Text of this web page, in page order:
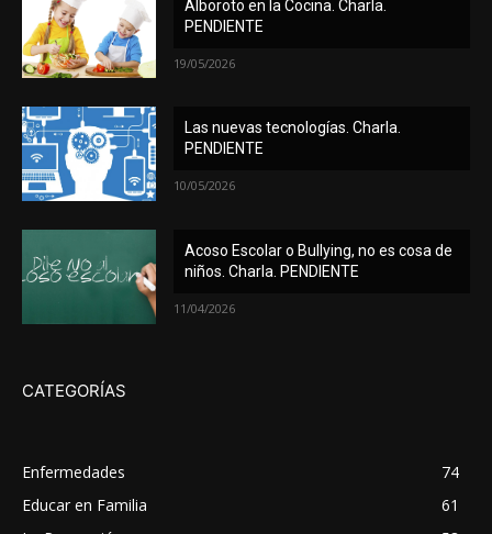
Alboroto en la Cocina. Charla.
PENDIENTE
19/05/2026
Las nuevas tecnologías. Charla.
PENDIENTE
10/05/2026
Acoso Escolar o Bullying, no es cosa de
niños. Charla. PENDIENTE
11/04/2026
CATEGORÍAS
Enfermedades
74
Educar en Familia
61